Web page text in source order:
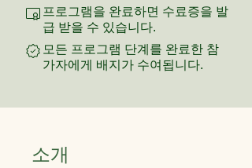
프로그램을 완료하면 수료증을 발
급 받을 수 있습니다.
모든 프로그램 단계를 완료한 참
가자에게 배지가 수여됩니다.
소개